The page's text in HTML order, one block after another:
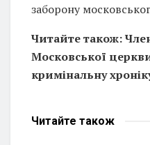
заборону
Читайте також:
Московської
кримінальну
Читайте також